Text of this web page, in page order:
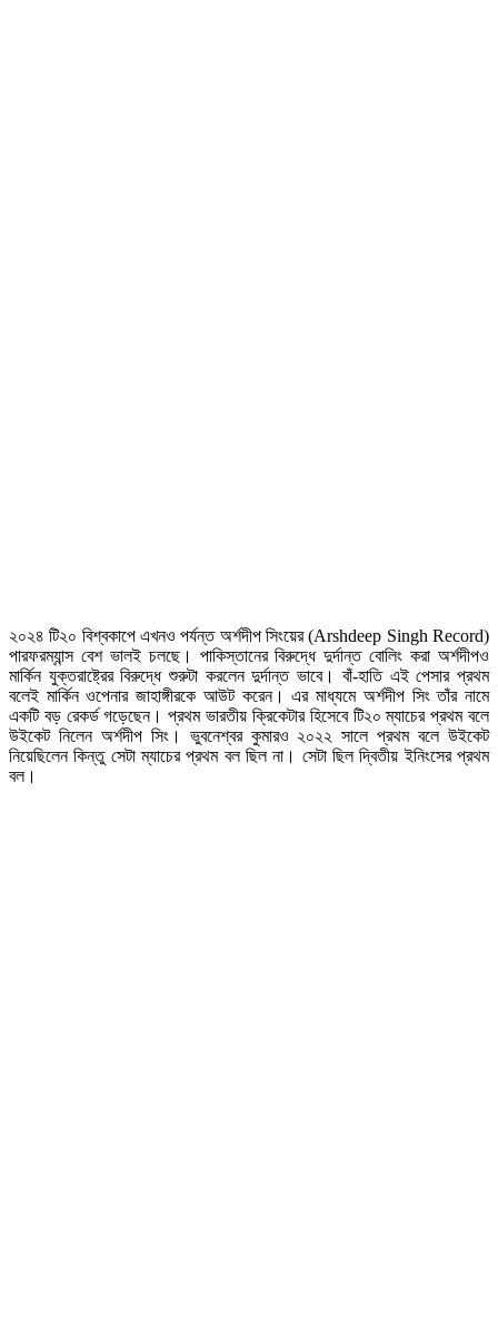
২০২৪ টি২০ বিশ্বকাপে এখনও পর্যন্ত অর্শদীপ সিংয়ের (Arshdeep Singh Record)
পারফরম্যান্স বেশ ভালই চলছে। পাকিস্তানের বিরুদ্ধে দুর্দান্ত বোলিং করা অর্শদীপও
মার্কিন যুক্তরাষ্ট্রের বিরুদ্ধে শুরুটা করলেন দুর্দান্ত ভাবে। বাঁ-হাতি এই পেসার প্রথম
বলেই মার্কিন ওপেনার জাহাঙ্গীরকে আউট করেন। এর মাধ্যমে অর্শদীপ সিং তাঁর নামে
একটি বড় রেকর্ড গড়েছেন। প্রথম ভারতীয় ক্রিকেটার হিসেবে টি২০ ম্যাচের প্রথম বলে
উইকেট নিলেন অর্শদীপ সিং। ভুবনেশ্বর কুমারও ২০২২ সালে প্রথম বলে উইকেট
নিয়েছিলেন কিন্তু সেটা ম্যাচের প্রথম বল ছিল না। সেটা ছিল দ্বিতীয় ইনিংসের প্রথম
বল।